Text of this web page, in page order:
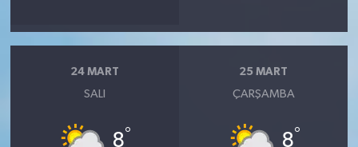
24 MART
SALI
8°
25 MART
ÇARŞAMBA
8°